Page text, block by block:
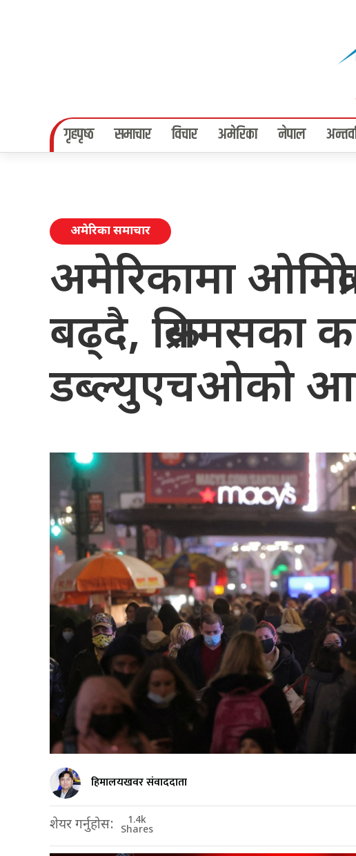
गृहपृष्‍ठ समाचार विचार अमेरिका नेपाल
अमेरिका समाचार
अमेरिकामा
बढ्दै, क्रिसमसका
डब्ल्युएचओको
हिमालयखवर संवाददाता
शेयर गर्नुहोस: 1.4k
Shares